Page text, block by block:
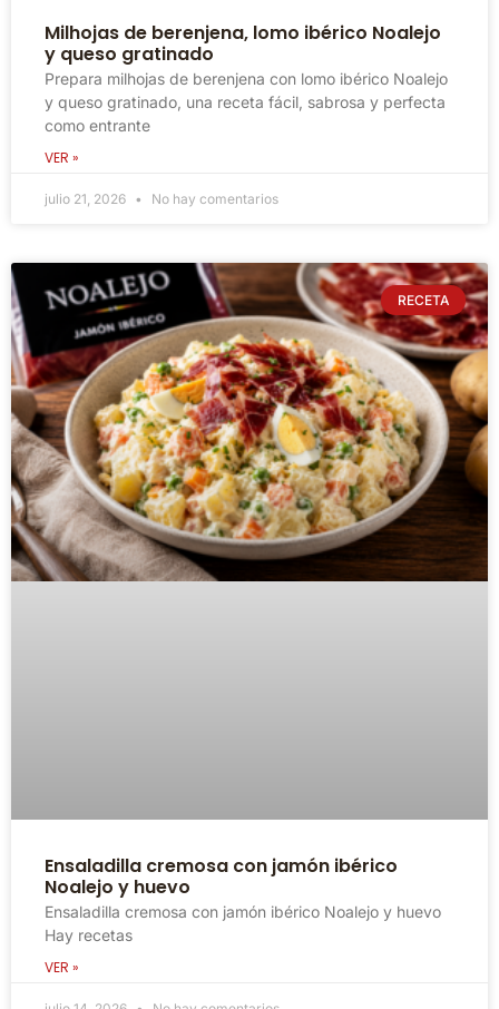
Milhojas de berenjena, lomo ibérico Noalejo
y queso gratinado
Prepara milhojas de berenjena con lomo ibérico Noalejo
y queso gratinado, una receta fácil, sabrosa y perfecta
como entrante
VER »
julio 21, 2026 No hay comentarios
RECETA
Ensaladilla cremosa con jamón ibérico
Noalejo y huevo
Ensaladilla cremosa con jamón ibérico Noalejo y huevo
Hay recetas
VER »